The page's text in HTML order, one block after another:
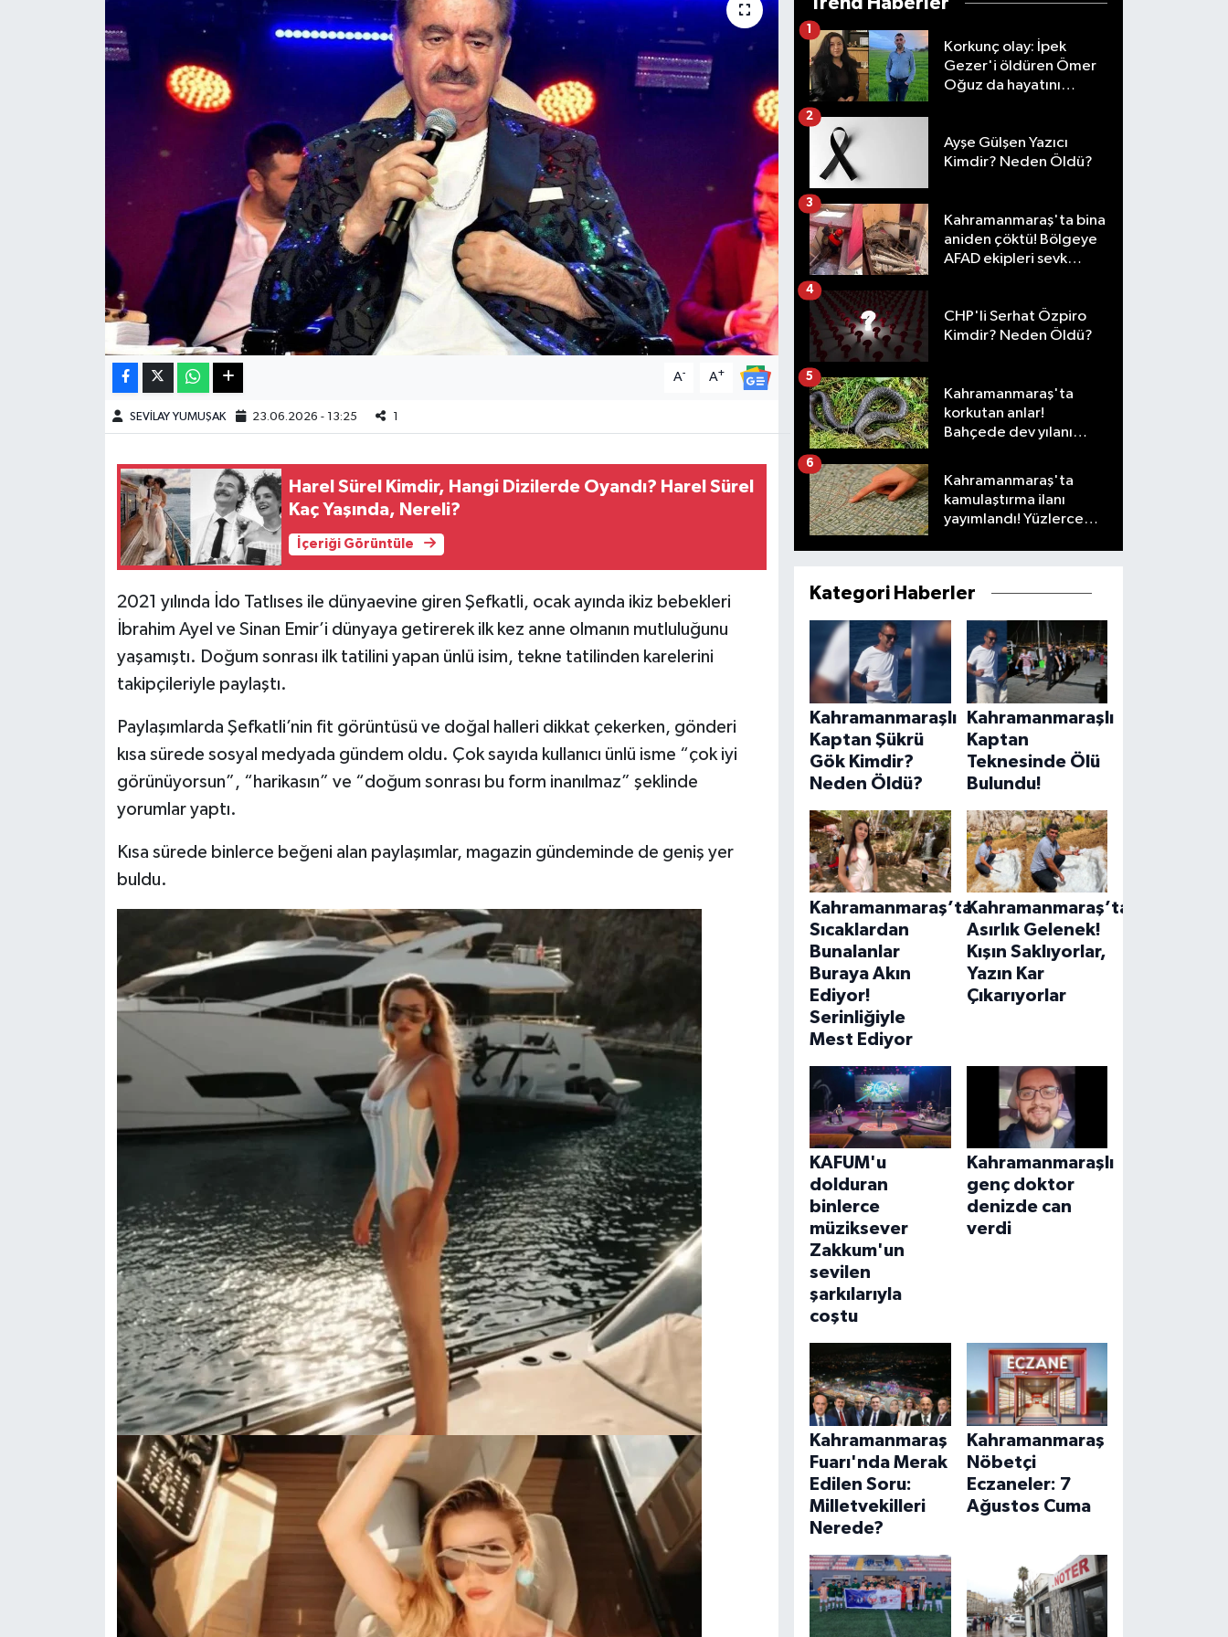
A- A+
SEVİLAY YUMUŞAK 23.06.2026 - 13:25 1
Harel Sürel Kimdir, Hangi Dizilerde Oyandı? Harel Sürel
Kaç Yaşında, Nereli?
İçeriği Görüntüle
2021 yılında İdo Tatlıses ile dünyaevine giren Şefkatli, ocak ayında ikiz bebekleri
İbrahim Ayel ve Sinan Emir’i dünyaya getirerek ilk kez anne olmanın mutluluğunu
yaşamıştı. Doğum sonrası ilk tatilini yapan ünlü isim, tekne tatilinden karelerini
takipçileriyle paylaştı.
Paylaşımlarda Şefkatli’nin fit görüntüsü ve doğal halleri dikkat çekerken, gönderi
kısa sürede sosyal medyada gündem oldu. Çok sayıda kullanıcı ünlü isme “çok iyi
görünüyorsun”, “harikasın” ve “doğum sonrası bu form inanılmaz” şeklinde
yorumlar yaptı.
Kısa sürede binlerce beğeni alan paylaşımlar, magazin gündeminde de geniş yer
buldu.
Korkunç olay: İpek
Gezer'i öldüren Ömer
Oğuz da hayatını
1
Ayşe Gülşen Yazıcı
Kimdir? Neden Öldü?
2
Kahramanmaraş'ta bina
aniden çöktü! Bölgeye
AFAD ekipleri sevk
3
CHP'li Serhat Özpiro
Kimdir? Neden Öldü?
4
Kahramanmaraş'ta
korkutan anlar!
Bahçede dev yılanı
5
Kahramanmaraş'ta
kamulaştırma ilanı
yayımlandı! Yüzlerce
6
Kategori Haberler
Kahramanmaraşlı
Kaptan Şükrü
Gök Kimdir?
Neden Öldü?
Kahramanmaraşlı
Kaptan
Teknesinde Ölü
Bulundu!
Kahramanmaraş’ta
Sıcaklardan
Bunalanlar
Buraya Akın
Ediyor!
Serinliğiyle
Mest Ediyor
Kahramanmaraş’ta
Asırlık Gelenek!
Kışın Saklıyorlar,
Yazın Kar
Çıkarıyorlar
KAFUM'u
dolduran
binlerce
müziksever
Zakkum'un
sevilen
şarkılarıyla
coştu
Kahramanmaraşlı
genç doktor
denizde can
verdi
Kahramanmaraş
Fuarı'nda Merak
Edilen Soru:
Milletvekilleri
Nerede?
Kahramanmaraş
Nöbetçi
Eczaneler: 7
Ağustos Cuma
Haberde İnsan
Resmi İlan
KAHRAMANMARAŞ